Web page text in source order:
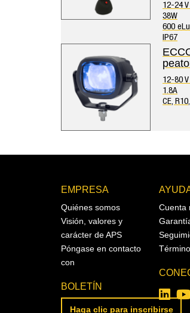
12-24 V
38W
600
IP67
12-80 V
1.8A
CE,
EMPRESA
Quiénes somos
Visión, valores y
carácter de APS
Póngase en contacto
con
BOLETÍN
Haga clic para inscribirse
Cuenta